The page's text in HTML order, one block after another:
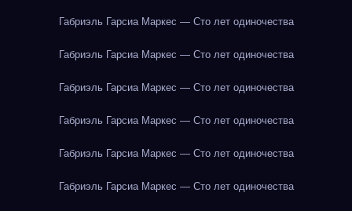
Габриэль Гарсиа Маркес — Сто лет одиночества
Габриэль Гарсиа Маркес — Сто лет одиночества
Габриэль Гарсиа Маркес — Сто лет одиночества
Габриэль Гарсиа Маркес — Сто лет одиночества
Габриэль Гарсиа Маркес — Сто лет одиночества
Габриэль Гарсиа Маркес — Сто лет одиночества